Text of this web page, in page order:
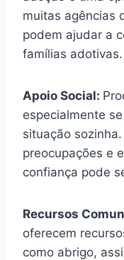
muitas agências
podem ajudar a
famílias adotivas.
Apoio Social:
especialmente
situação
preocupações e
confiança pode
Recursos
oferecem
como abrigo,